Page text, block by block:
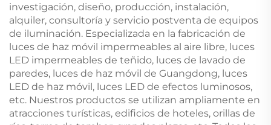
investigación, diseño, producción, instalación,
alquiler, consultoría y servicio postventa de equipos
de iluminación. Especializada en la fabricación de
luces de haz móvil impermeables al aire libre, luces
LED impermeables de teñido, luces de lavado de
paredes, luces de haz móvil de Guangdong, luces
LED de haz móvil, luces LED de efectos luminosos,
etc. Nuestros productos se utilizan ampliamente en
atracciones turísticas, edificios de hoteles, orillas de